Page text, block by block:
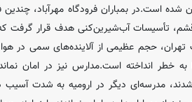
شده است.در بمباران فرودگاه مهرآباد، چندین
تهران، حجم عظیمی از آلاینده‌های سمی در
خطر انداخته است.مدارس نیز در امان
بیش از ۱۷۰ نفر شهید شدند، مدرسه‌ای دیگر در ارومیه به شدت